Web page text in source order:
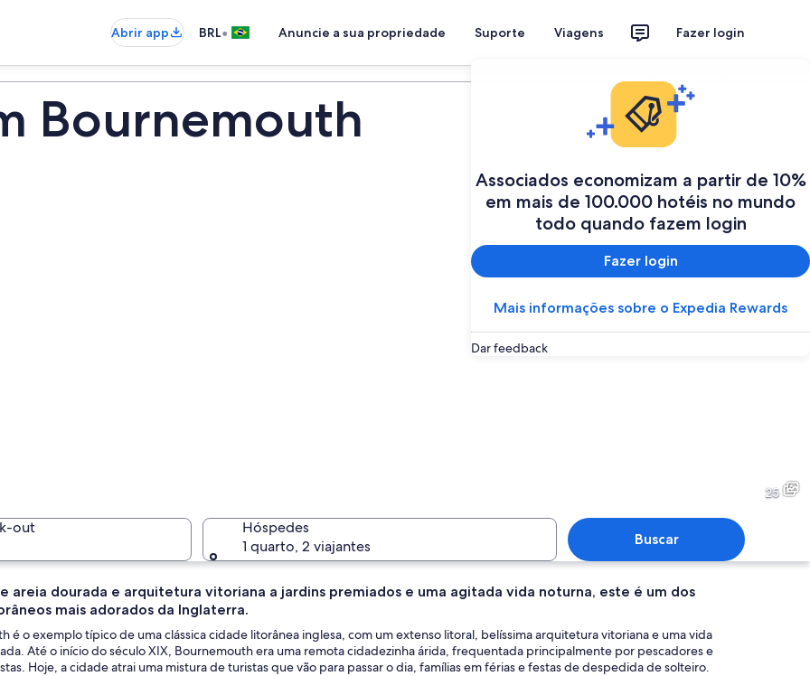
Abrir app BRL• Anuncie a sua propriedade Suporte Viagens Fazer login
Associados economizam a partir de 10%
em mais de 100.000 hotéis no mundo
todo quando fazem login
Fazer login
Mais informações sobre o Expedia Rewards
Dar feedback
Bournemouth
25
out
Hóspedes
1 quarto, 2 viajantes
Buscar
areia dourada e arquitetura vitoriana a jardins premiados e uma agitada vida noturna, este é um dos
mais adorados da Inglaterra.
é o exemplo típico de uma clássica cidade litorânea inglesa, com um extenso litoral, belíssima arquitetura vitoriana e uma vida
Até o início do século XIX, Bournemouth era uma remota cidadezinha árida, frequentada principalmente por pescadores e
Hoje, a cidade atrai uma mistura de turistas que vão para passar o dia, famílias em férias e festas de despedida de solteiro.